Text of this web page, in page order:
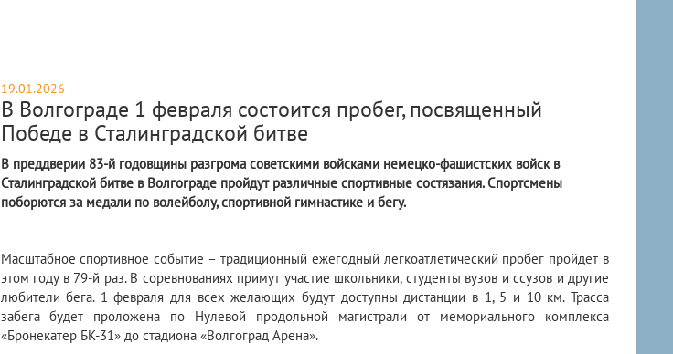
19.01.2026
В Волгограде 1 февраля состоится пробег, посвященный
Победе в Сталинградской битве
В преддверии 83-й годовщины разгрома советскими войсками немецко-фашистских войск в
Сталинградской битве в Волгограде пройдут различные спортивные состязания. Спортсмены
поборются за медали по волейболу, спортивной гимнастике и бегу.
Масштабное спортивное событие – традиционный ежегодный легкоатлетический пробег пройдет в
этом году в 79-й раз. В соревнованиях примут участие школьники, студенты вузов и ссузов и другие
любители бега. 1 февраля для всех желающих будут доступны дистанции в 1, 5 и 10 км. Трасса
забега будет проложена по Нулевой продольной магистрали от мемориального комплекса
«Бронекатер БК-31» до стадиона «Волгоград Арена».